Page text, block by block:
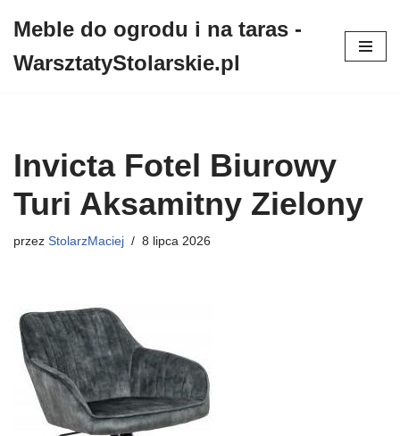
do
Meble do ogrodu i na taras -
WarsztatyStolarskie.pl
Invicta Fotel Biurowy
Turi Aksamitny Zielony
przez StolarzMaciej 8 lipca 2026